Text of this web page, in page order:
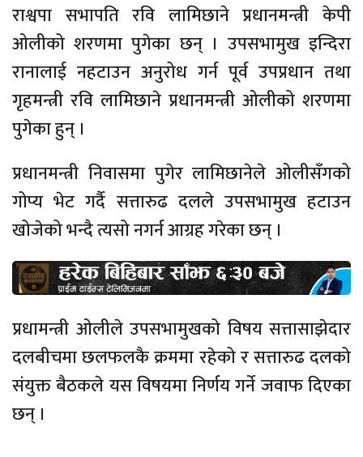
राश्वपा सभापति रवि लामिछाने प्रधानमन्त्री केपी
ओलीको शरणमा पुगेका छन् । उपसभामुख इन्दिरा
रानालाई नहटाउन अनुरोध गर्न पूर्व उपप्रधान तथा
गृहमन्त्री रवि लामिछाने प्रधानमन्त्री ओलीको शरणमा
पुगेका हुन् ।
प्रधानमन्त्री निवासमा पुगेर लामिछानेले ओलीसँगको
गोप्य भेट गर्दै सत्तारुढ दलले उपसभामुख हटाउन
खोजेको भन्दै त्यसो नगर्न आग्रह गरेका छन् ।
प्रधामन्त्री ओलीले उपसभामुखको विषय सत्तासाझेदार
दलबीचमा छलफलकै क्रममा रहेको र सत्तारुढ दलको
संयुक्त बैठकले यस विषयमा निर्णय गर्ने जवाफ दिएका
छन् ।